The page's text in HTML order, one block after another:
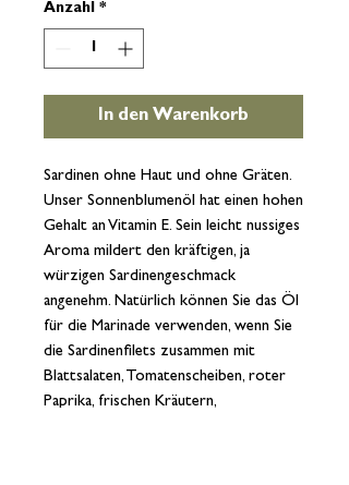
Anzahl *
In den Warenkorb
Sardinen ohne Haut und ohne Gräten.
Unser Sonnenblumenöl hat einen hohen
Gehalt an Vitamin E. Sein leicht nussiges
Aroma mildert den kräftigen, ja
würzigen Sardinengeschmack
angenehm. Natürlich können Sie das Öl
für die Marinade verwenden, wenn Sie
die Sardinenfilets zusammen mit
Blattsalaten, Tomatenscheiben, roter
Paprika, frischen Kräutern,